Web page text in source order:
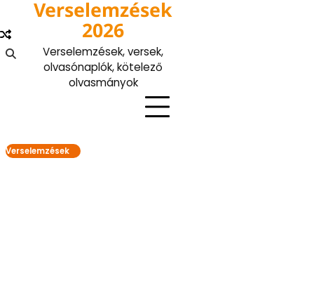
content
Verselemzések
2026
Verselemzések, versek,
olvasónaplók, kötelező
olvasmányok
Verselemzések